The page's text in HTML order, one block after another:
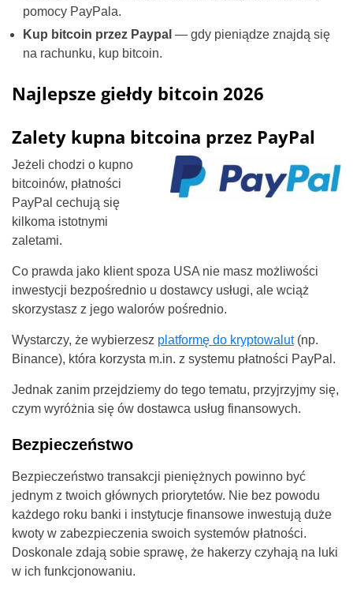
pomocy PayPala.
Kup bitcoin przez Paypal — gdy pieniądze znajdą się
na rachunku, kup bitcoin.
Najlepsze giełdy bitcoin 2026
Zalety kupna bitcoina przez PayPal
Jeżeli chodzi o kupno
bitcoinów, płatności
PayPal cechują się
kilkoma istotnymi
zaletami.
Co prawda jako klient spoza USA nie masz możliwości
inwestycji bezpośrednio u dostawcy usługi, ale wciąż
skorzystasz z jego walorów pośrednio.
Wystarczy, że wybierzesz platformę do kryptowalut(np.
Binance), która korzysta m.in. z systemu płatności PayPal.
Jednak zanim przejdziemy do tego tematu, przyjrzyjmy się,
czym wyróżnia się ów dostawca usług finansowych.
Bezpieczeństwo
Bezpieczeństwo transakcji pieniężnych powinno być
jednym z twoich głównych priorytetów. Nie bez powodu
każdego roku banki i instytucje finansowe inwestują duże
kwoty w zabezpieczenia swoich systemów płatności.
Doskonale zdają sobie sprawę, że hakerzy czyhają na luki
w ich funkcjonowaniu.